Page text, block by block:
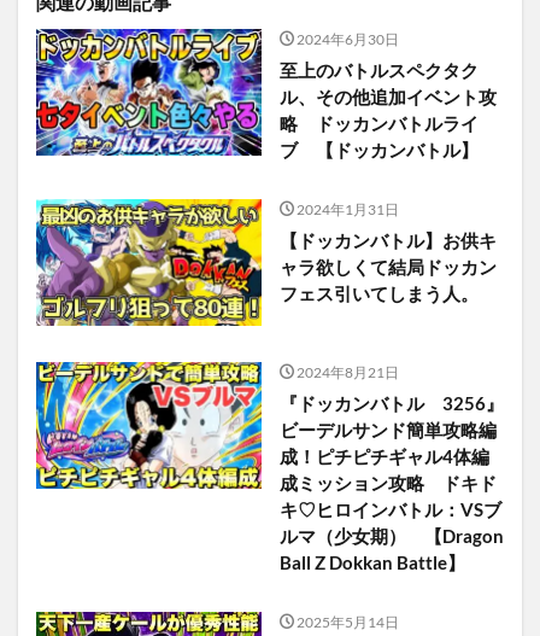
2024年6月30日
至上のバトルスペクタク
ル、その他追加イベント攻
略 ドッカンバトルライ
ブ 【ドッカンバトル】
2024年1月31日
【ドッカンバトル】お供キ
ャラ欲しくて結局ドッカン
フェス引いてしまう人。
2024年8月21日
『ドッカンバトル 3256』
ビーデルサンド簡単攻略編
成！ピチピチギャル4体編
成ミッション攻略 ドキド
キ♡ヒロインバトル：VSブ
ルマ（少女期） 【Dragon
Ball Z Dokkan Battle】
2025年5月14日